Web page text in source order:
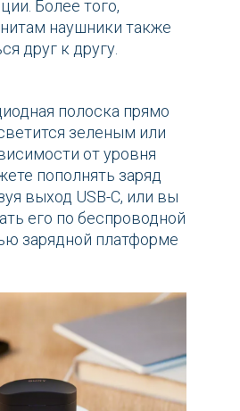
Более того,
наушники также
друг к другу.
полоска прямо
зеленым или
от уровня
пополнять заряд
выход USB-C, или вы
его по беспроводной
зарядной платформе